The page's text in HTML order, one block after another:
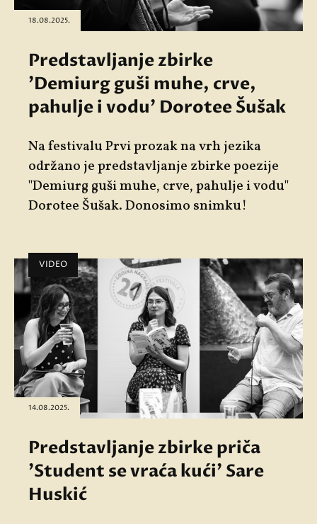
18.08.2025.
Predstavljanje zbirke
'Demiurg guši muhe, crve,
pahulje i vodu' Dorotee Šušak
Na festivalu Prvi prozak na vrh jezika
održano je predstavljanje zbirke poezije
"Demiurg guši muhe, crve, pahulje i vodu"
Dorotee Šušak. Donosimo snimku!
VIDEO
14.08.2025.
Predstavljanje zbirke priča
'Student se vraća kući' Sare
Huskić